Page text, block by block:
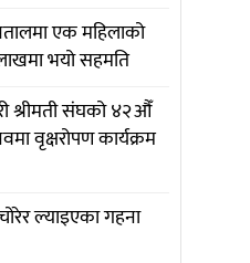
एक महिलाको
भयो सहमति
श्रीमती संघको ४२औँ
वृक्षरोपण कार्यक्रम
ल्याइएका गहना